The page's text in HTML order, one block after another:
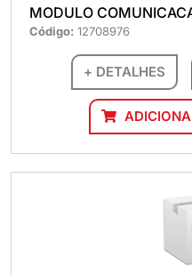
MODULO
Código: 12708976
+ DETALHES